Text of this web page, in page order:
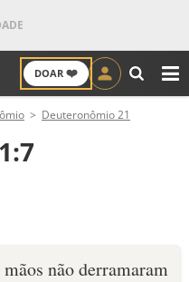
DOAR ❤️
Deuteronômio 21
não derramaram